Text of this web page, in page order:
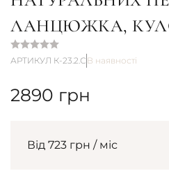
ЛАНЦЮЖКА,
АРТИКУЛ К-23.2.С В наявності
2890 грн
Від 723 грн / міс